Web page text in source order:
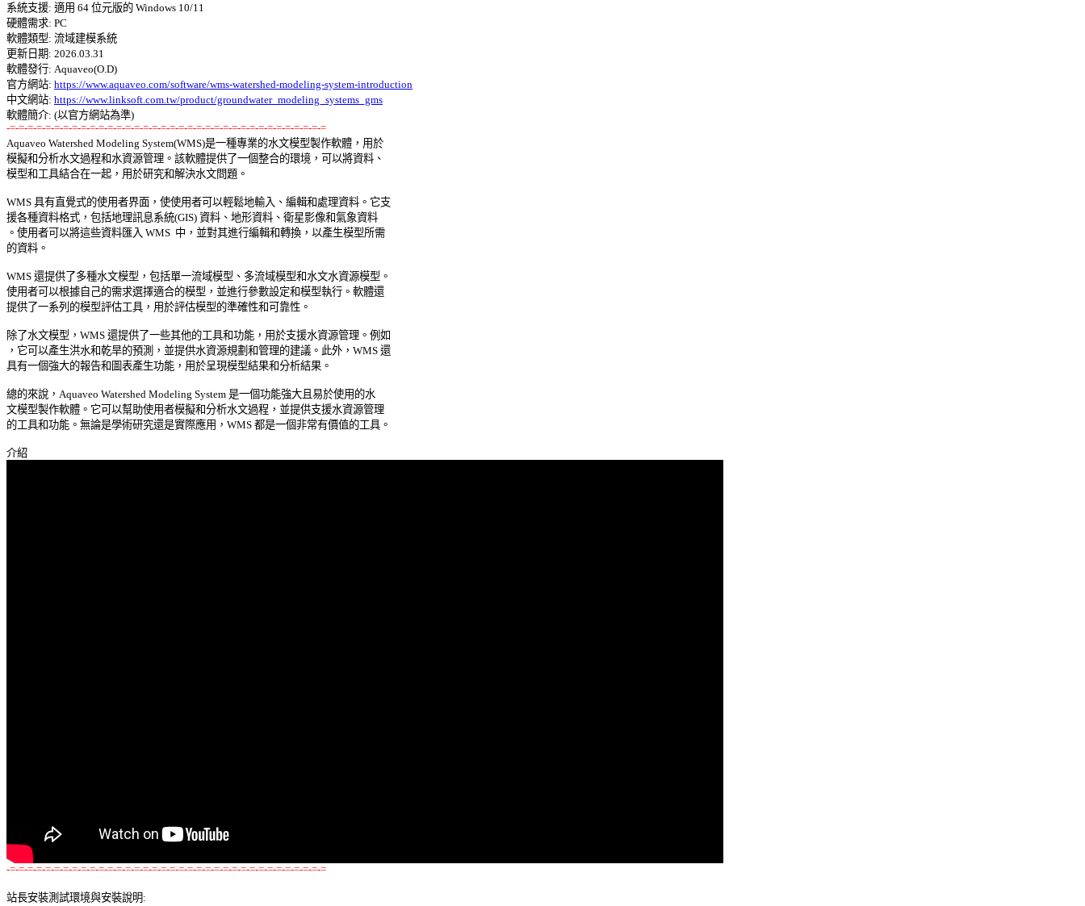
系統支援: 適用 64 位元版的 Windows 10/11
硬體需求: PC
軟體類型: 流域建模系統
更新日期: 2026.03.31
軟體發行: Aquaveo(O.D)
官方網站: https://www.aquaveo.com/software/wms-watershed-modeling-system-introduction
中文網站: https://www.linksoft.com.tw/product/groundwater_modeling_systems_gms
-=-=-=-=-=-=-=-=-=-=-=-=-=-=-=-=-=-=-=-=-=-=-=-=-=-=-=-=-=-=-=-=-=-=-=-=
Aquaveo Watershed Modeling System(WMS)是一種專業的水文模型製作軟體，用於
模擬和分析水文過程和水資源管理。該軟體提供了一個整合的環境，可以將資料、
模型和工具結合在一起，用於研究和解決水文問題。
WMS 具有直覺式的使用者界面，使使用者可以輕鬆地輸入、編輯和處理資料。它支
援各種資料格式，包括地理訊息系統(GIS) 資料、地形資料、衛星影像和氣象資料
。使用者可以將這些資料匯入 WMS  中，並對其進行編輯和轉換，以產生模型所需
的資料。
WMS 還提供了多種水文模型，包括單一流域模型、多流域模型和水文水資源模型。
使用者可以根據自己的需求選擇適合的模型，並進行參數設定和模型執行。軟體還
提供了一系列的模型評估工具，用於評估模型的準確性和可靠性。
除了水文模型，WMS 還提供了一些其他的工具和功能，用於支援水資源管理。例如
，它可以產生洪水和乾旱的預測，並提供水資源規劃和管理的建議。此外，WMS 還
具有一個強大的報告和圖表產生功能，用於呈現模型結果和分析結果。
總的來說，Aquaveo Watershed Modeling System 是一個功能強大且易於使用的水
文模型製作軟體。它可以幫助使用者模擬和分析水文過程，並提供支援水資源管理
的工具和功能。無論是學術研究還是實際應用，WMS 都是一個非常有價值的工具。
-=-=-=-=-=-=-=-=-=-=-=-=-=-=-=-=-=-=-=-=-=-=-=-=-=-=-=-=-=-=-=-=-=-=-=-=
站長安裝測試環境與安裝說明: